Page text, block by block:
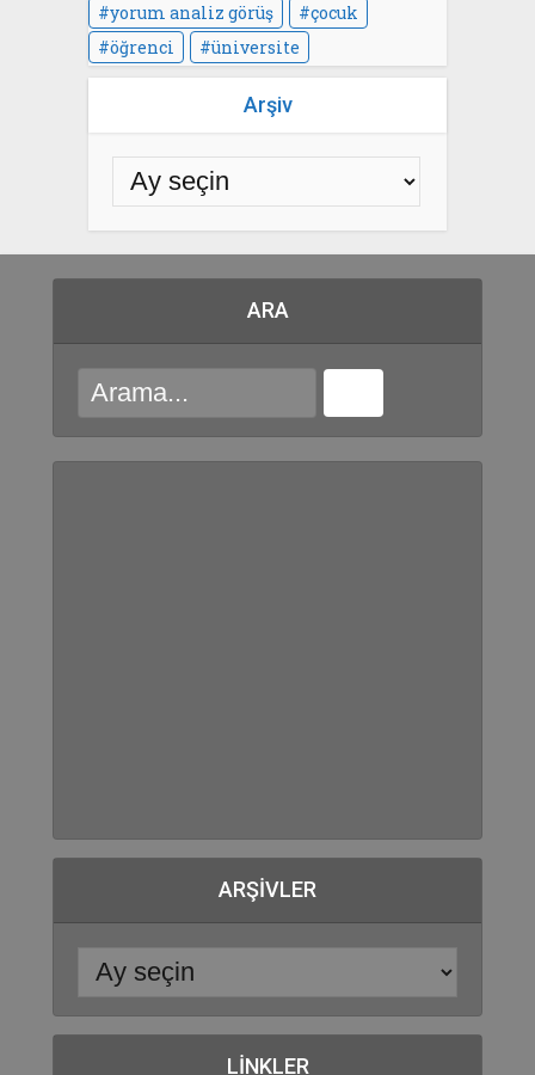
yorum analiz görüş
çocuk
öğrenci
üniversite
Arşiv
ARA
ARŞIVLER
LINKLER